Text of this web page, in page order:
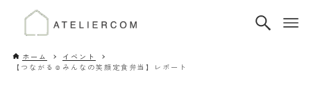
ホーム
イベント
【つながる☺みんなの笑顔定食弁当】レポート